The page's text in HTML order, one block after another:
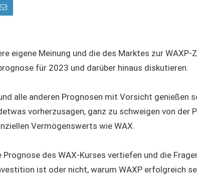
eigene Meinung und die des Marktes zur WAXP-
für 2023 und darüber hinaus diskutieren.
alle anderen Prognosen mit Vorsicht genießen
vorherzusagen, ganz zu schweigen von der
Vermögenswerts wie WAX.
Prognose des WAX-Kurses vertiefen und die
ist oder nicht, warum WAXP erfolgreich